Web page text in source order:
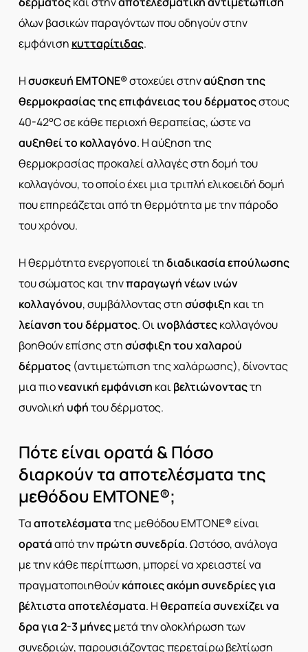
όλων βασικών παραγόντων που οδηγούν στην
εμφάνιση κυτταρίτιδας.
Ησυσκευή EMTONE®στοχεύει στηναύξηση της
θερμοκρασίας της επιφάνειας του δέρματοςστους
40-42°C σε κάθε περιοχή θεραπείας, ώστε να
αυξηθεί το κολλαγόνο. Η αύξηση της
θερμοκρασίας προκαλεί αλλαγές στη δομή του
κολλαγόνου, το οποίο έχει μια τριπλή ελικοειδή δομή
που επηρεάζεται από τη θερμότητα με την πάροδο
του χρόνου.
Η θερμότητα ενεργοποιεί τηδιαδικασία επούλωσης
του σώματος και τηνπαραγωγή νέων ινών
κολλαγόνου, συμβάλλοντας στησύσφιξη και τη
λείανσητουδέρματος. Οιινοβλάστεςκολλαγόνου
βοηθούν επίσης στησύσφιξη τουχαλαρού
δέρματος(αντιμετώπιση της χαλάρωσης), δίνοντας
μια πιονεανική εμφάνιση καιβελτιώνονταςτη
συνολική υφήτου δέρματος.
Πότε είναι ορατά & Πόσο
διαρκούν τα αποτελέσματα της
μεθόδου EMTONE®;
Τααποτελέσματατης μεθόδου EMTONE® είναι
ορατάαπό τηνπρώτη συνεδρία. Ωστόσο, ανάλογα
με την κάθε περίπτωση, μπορεί να χρειαστεί να
πραγματοποιηθούνκάποιες ακόμη συνεδρίες για
βέλτιστα αποτελέσματα. Ηθεραπείασυνεχίζει να
δρα για 2-3 μήνεςμετά την ολοκλήρωση των
συνεδριών, παρουσιάζοντας περεταίρω βελτίωση